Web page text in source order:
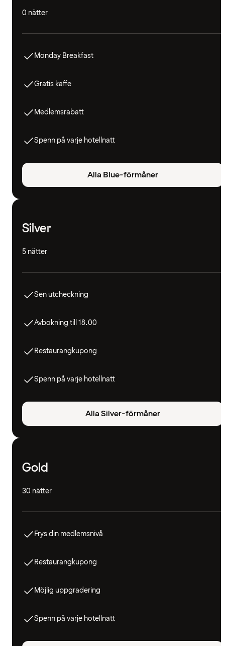
0 nätter
Monday Breakfast
Gratis kaffe
Medlemsrabatt
Spenn på varje hotellnatt
Alla Blue-förmåner
Silver
5 nätter
Sen utcheckning
Avbokning till 18.00
Restaurangkupong
Spenn på varje hotellnatt
Alla Silver-förmåner
Gold
30 nätter
Frys din medlemsnivå
Restaurangkupong
Möjlig uppgradering
Spenn på varje hotellnatt